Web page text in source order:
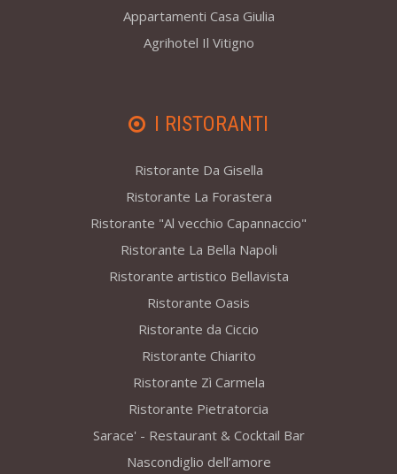
Appartamenti Casa Giulia
Agrihotel Il Vitigno
I RISTORANTI
Ristorante Da Gisella
Ristorante La Forastera
Ristorante "Al vecchio Capannaccio"
Ristorante La Bella Napoli
Ristorante artistico Bellavista
Ristorante Oasis
Ristorante da Ciccio
Ristorante Chiarito
Ristorante Zì Carmela
Ristorante Pietratorcia
Sarace' - Restaurant & Cocktail Bar
Nascondiglio dell’amore